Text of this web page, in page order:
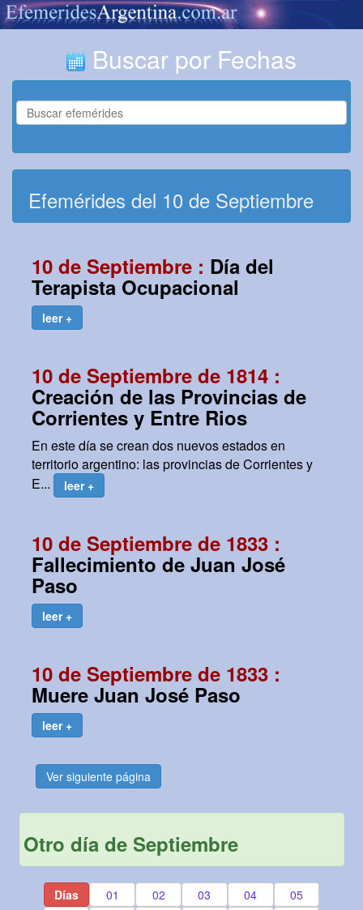
Buscar por Fechas
Efemérides del 10 de Septiembre
10 de Septiembre : Día del
Terapista Ocupacional
leer +
10 de Septiembre de 1814 :
Creación de las Provincias de
Corrientes y Entre Rios
En este día se crean dos nuevos estados en
territorio argentino: las provincias de Corrientes y
E...
leer +
10 de Septiembre de 1833 :
Fallecimiento de Juan José
Paso
leer +
10 de Septiembre de 1833 :
Muere Juan José Paso
leer +
Ver siguiente página
Otro día de Septiembre
Días 01 02 03 04
05